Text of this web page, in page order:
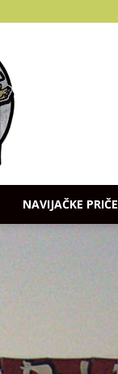
NAVIJAČKE PRIČE